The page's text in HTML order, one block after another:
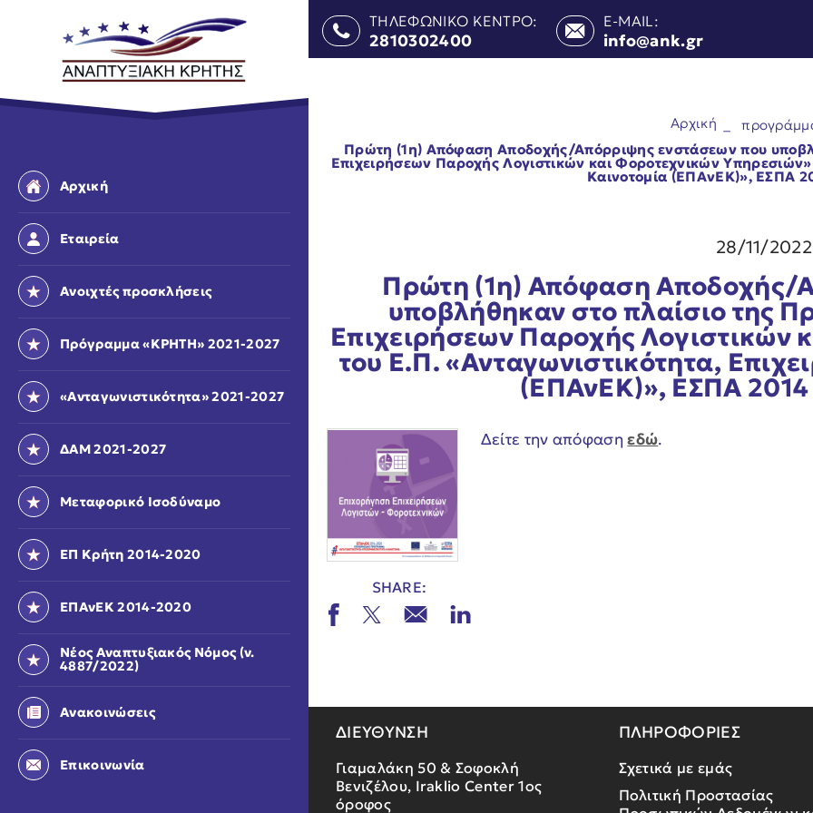
Αρχική
Εταιρεία
Ανοιχτές προσκλήσεις
Πρόγραμμα «ΚΡΗΤΗ» 2021-2027
«Ανταγωνιστικότητα» 2021-2027
ΔΑΜ 2021-2027
Μεταφορικό Ισοδύναμο
ΕΠ Κρήτη 2014-2020
ΕΠΑνΕΚ 2014-2020
Νέος Αναπτυξιακός Νόμος (ν.
4887/2022)
Ανακοινώσεις
Επικοινωνία
ΤΗΛΕΦΩΝΙΚΟ ΚΕΝΤΡΟ:
2810302400
E-MAIL:
info@ank.gr
Αρχική
Πρώτη (1η) Απόφαση Αποδοχής/Απόρριψης ενστάσεων που
Επιχειρήσεων Παροχής Λογιστικών και Φοροτεχνικών
Καινοτομία (ΕΠΑνΕΚ)», ΕΣΠΑ
28/11/2022
Πρώτη (1η) Απόφαση Αποδοχής/
υποβλήθηκαν στο πλαίσιο της
Επιχειρήσεων Παροχής Λογιστικών
του Ε.Π. «Ανταγωνιστικότητα,
(ΕΠΑνΕΚ)», ΕΣΠΑ
Δείτε την απόφασηεδώ.
SHARE:
ΔΙΕΥΘΥΝΣΗ
Γιαμαλάκη 50 & Σοφοκλή
Βενιζέλου, Iraklio Center 1ος
όροφος
ΠΛΗΡΟΦΟΡΙΕΣ
Σχετικά με εμάς
Πολιτική Προστασίας